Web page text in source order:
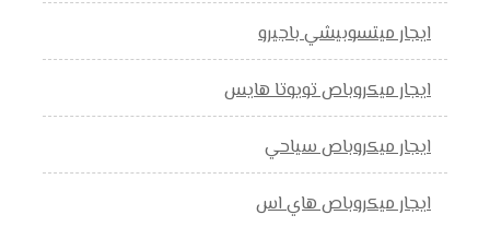
ايجار ميتسوبيشي باجيرو
ايجار ميكروباص تويوتا هايس
ايجار ميكروباص سياحي
ايجار ميكروباص هاي اس